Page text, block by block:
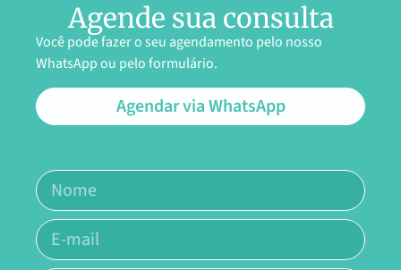
Agende sua consulta
Você pode fazer o seu agendamento pelo nosso
WhatsApp ou pelo formulário.
Agendar via WhatsApp